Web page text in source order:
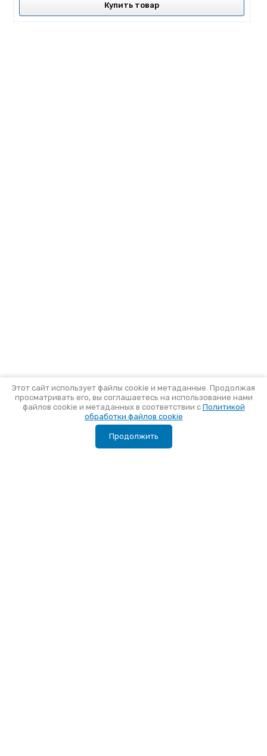
Купить товар
Этот сайт использует файлы cookie и метаданные. Продолжая
просматривать его, вы соглашаетесь на использование нами
файлов cookie и метаданных в соответствии с Политикой
обработки файлов cookie
Продолжить